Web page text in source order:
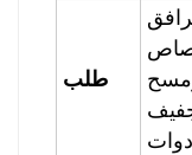
طلب